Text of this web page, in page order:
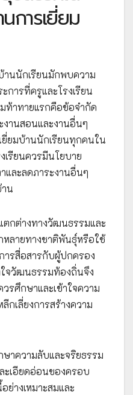
การเยี่ยม
านนักเรียนมักพบความ
การที่ครูและโรงเรียน
ท้าทายแรกคือข้อจำกัด
งานสอนและงานอื่นๆ
ยี่ยมบ้านนักเรียนทุกคนใน
เรียนควรมีนโยบาย
และลดภาระงานอื่นๆ
น
กต่างทางวัฒนธรรมและ
ลายทางชาติพันธุ์หรือใช้
รสื่อสารกับผู้ปกครอง
ใจวัฒนธรรมท้องถิ่นจึง
รศึกษาและเข้าใจความ
กเลี่ยงการสร้างความ
าความลับและจริยธรรม
เอียดอ่อนของครอบ
ย่างเหมาะสมและ